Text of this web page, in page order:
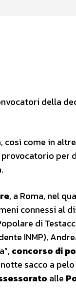
della
così come in
per
, a Roma, nel
connessi al
di
INMP),
concorso di
sacco a pelo
alle